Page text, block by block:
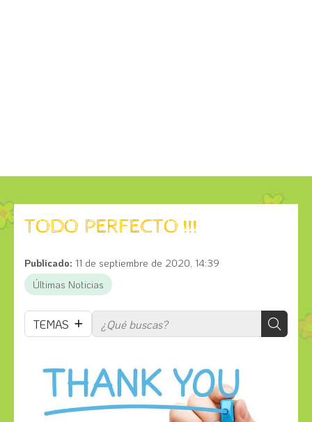
TODO PERFECTO !!!
Publicado: 11 de septiembre de 2020, 14:39
Últimas Noticias
TEMAS